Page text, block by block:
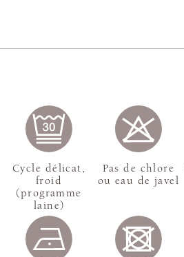
Cycle délicat,
froid
(programme
laine)
Pas de chlore
ou eau de javel